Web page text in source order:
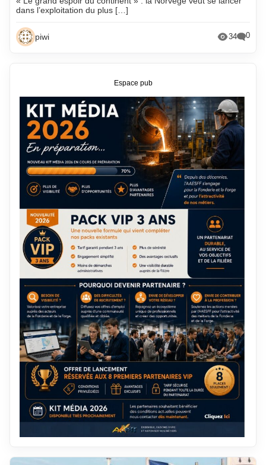
dans l’exploitation du plus […]
piwi 34 0
Espace pub